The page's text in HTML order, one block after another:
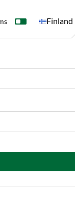
Finland
Brewtools